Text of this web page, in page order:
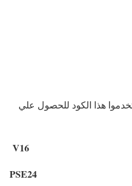
هذا الكود للحصول علي
V16
PSE24